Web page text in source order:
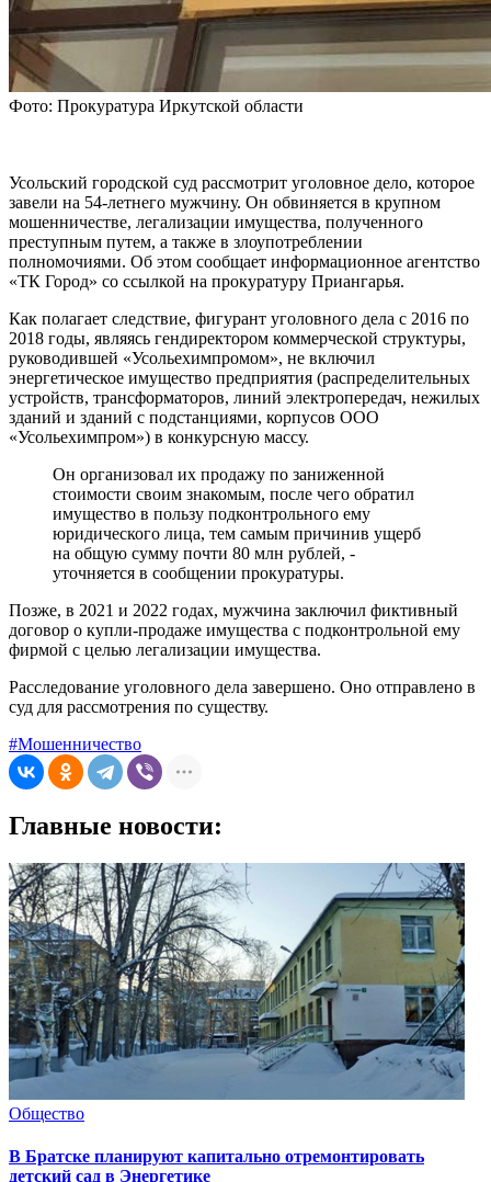
Фото: Прокуратура Иркутской области
Усольский городской суд рассмотрит уголовное дело, которое
завели на 54-летнего мужчину. Он обвиняется в крупном
мошенничестве, легализации имущества, полученного
преступным путем, а также в злоупотреблении
полномочиями. Об этом сообщает информационное агентство
«ТК Город» со ссылкой на прокуратуру Приангарья.
Как полагает следствие, фигурант уголовного дела с 2016 по
2018 годы, являясь гендиректором коммерческой структуры,
руководившей «Усольехимпромом», не включил
энергетическое имущество предприятия (распределительных
устройств, трансформаторов, линий электропередач, нежилых
зданий и зданий с подстанциями, корпусов ООО
«Усольехимпром») в конкурсную массу.
Он организовал их продажу по заниженной
стоимости своим знакомым, после чего обратил
имущество в пользу подконтрольного ему
юридического лица, тем самым причинив ущерб
на общую сумму почти 80 млн рублей, -
уточняется в сообщении прокуратуры.
Позже, в 2021 и 2022 годах, мужчина заключил фиктивный
договор о купли-продаже имущества с подконтрольной ему
фирмой с целью легализации имущества.
Расследование уголовного дела завершено. Оно отправлено в
суд для рассмотрения по существу.
#Мошенничество
Главные новости:
Общество
В Братске планируют капитально отремонтировать
детский сад в Энергетике